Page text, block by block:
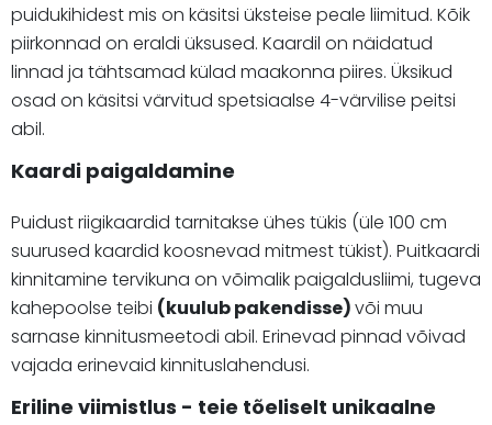
puidukihidest mis on käsitsi üksteise peale liimitud. Kõik
piirkonnad on eraldi üksused. Kaardil on näidatud
linnad ja tähtsamad külad maakonna piires. Üksikud
osad on käsitsi värvitud spetsiaalse 4-värvilise peitsi
abil.
Kaardi paigaldamine
Puidust riigikaardid tarnitakse ühes tükis (üle 100 cm
suurused kaardid koosnevad mitmest tükist). Puitkaardi
kinnitamine tervikuna on võimalik paigaldusliimi, tugeva
kahepoolse teibi (kuulub pakendisse)või muu
sarnase kinnitusmeetodi abil. Erinevad pinnad võivad
vajada erinevaid kinnituslahendusi.
Eriline viimistlus - teie tõeliselt unikaalne